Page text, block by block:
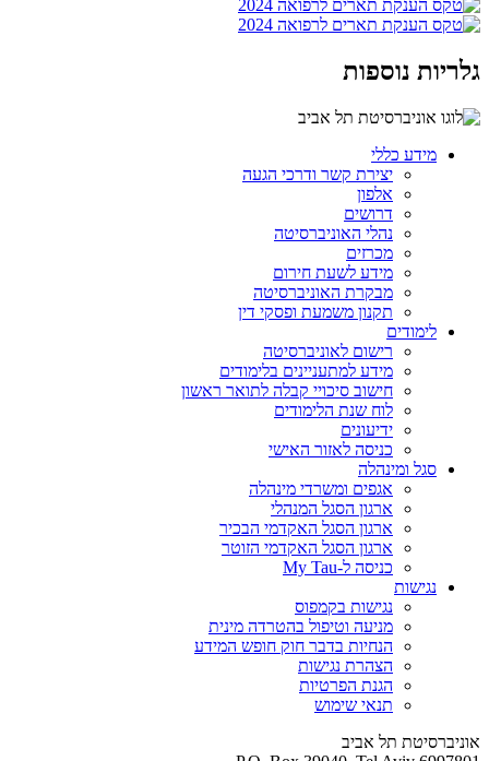
גלריות נוספות
מידע כללי
יצירת קשר ודרכי הגעה
אלפון
דרושים
נהלי האוניברסיטה
מכרזים
מידע לשעת חירום
מבקרת האוניברסיטה
תקנון משמעת ופסקי דין
לימודים
רישום לאוניברסיטה
מידע למתעניינים בלימודים
חישוב סיכויי קבלה לתואר ראשון
לוח שנת הלימודים
ידיעונים
כניסה לאזור האישי
סגל ומינהלה
אגפים ומשרדי מינהלה
ארגון הסגל המנהלי
ארגון הסגל האקדמי הבכיר
ארגון הסגל האקדמי הזוטר
כניסה ל-My Tau
נגישות
נגישות בקמפוס
מניעה וטיפול בהטרדה מינית
הנחיות בדבר חוק חופש המידע
הצהרת נגישות
הגנת הפרטיות
תנאי שימוש
אוניברסיטת תל אביב